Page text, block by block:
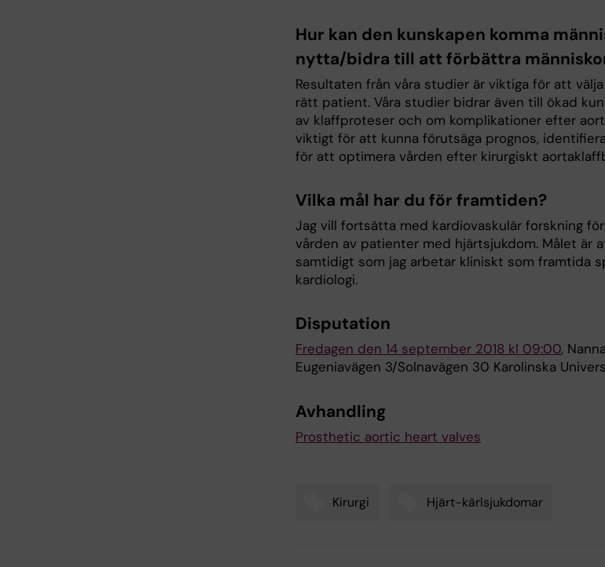
Hur kan den kunskapen komma
nytta/bidra till att förbättra
Resultaten från våra studier är viktiga för att
rätt patient. Våra studier bidrar även till ökad
av klaffproteser och om komplikationer efter
viktigt för att kunna förutsäga prognos,
för att optimera vården efter kirurgiskt
Vilka mål har du för framtiden?
Jag vill fortsätta med kardiovaskulär forskning
vården av patienter med hjärtsjukdom. Målet är
samtidigt som jag arbetar kliniskt som framtida
kardiologi.
Disputation
Fredagen den 14 september 2018 kl 09:00,
Eugeniavägen 3/Solnavägen 30 Karolinska
Avhandling
Prosthetic aortic heart valves
Kirurgi Hjärt-kärlsjukdomar